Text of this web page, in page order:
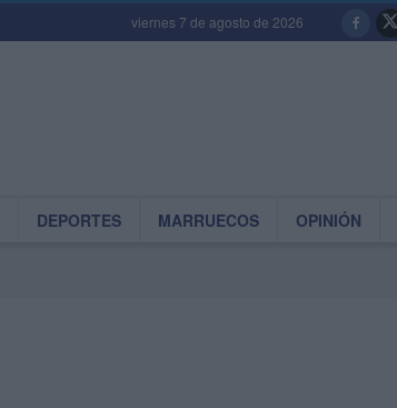
viernes 7 de agosto de 2026
DEPORTES MARRUECOS OPINIÓN